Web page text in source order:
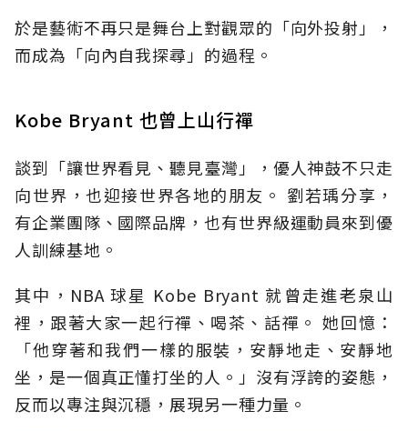
於是藝術不再只是舞台上對觀眾的「向外投射」，
而成為「向內自我探尋」的過程。
Kobe Bryant 也曾上山行禪
談到「讓世界看見、聽見臺灣」，優人神鼓不只走
向世界，也迎接世界各地的朋友。 劉若瑀分享，
有企業團隊、國際品牌，也有世界級運動員來到優
人訓練基地。
其中，NBA 球星 Kobe Bryant 就曾走進老泉山
裡，跟著大家一起行禪、喝茶、話禪。 她回憶：
「他穿著和我們一樣的服裝，安靜地走、安靜地
坐，是一個真正懂打坐的人。」沒有浮誇的姿態，
反而以專注與沉穩，展現另一種力量。